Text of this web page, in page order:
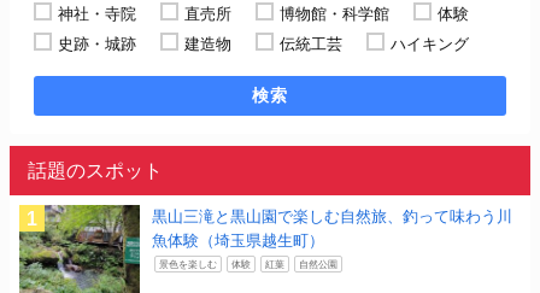
神社・寺院
直売所 博物館・科学館
体験
史跡・城跡
建造物 伝統工芸 ハイキング
検索
話題のスポット
黒山三滝と黒山園で楽しむ自然旅、釣って味わう川
魚体験（埼玉県越生町）
景色を楽しむ 体験 紅葉 自然公園